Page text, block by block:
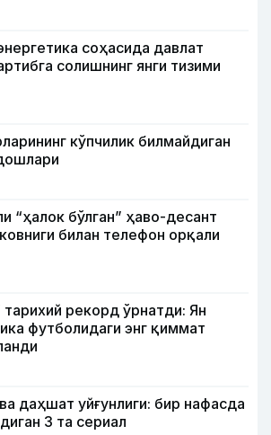
соҳасида давлат
солишнинг янги тизими
кўпчилик билмайдиган
“ҳалок бўлган” ҳаво-десант
билан телефон орқали
рекорд ўрнатди: Ян
футболидаги энг қиммат
даҳшат уйғунлиги: бир нафасда
3 та сериал